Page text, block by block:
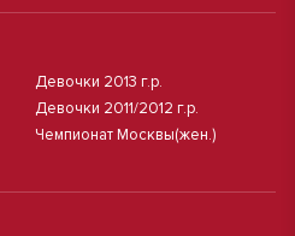
Девочки 2013 г.р.
Девочки 2011/2012 г.р.
Чемпионат Москвы(жен.)